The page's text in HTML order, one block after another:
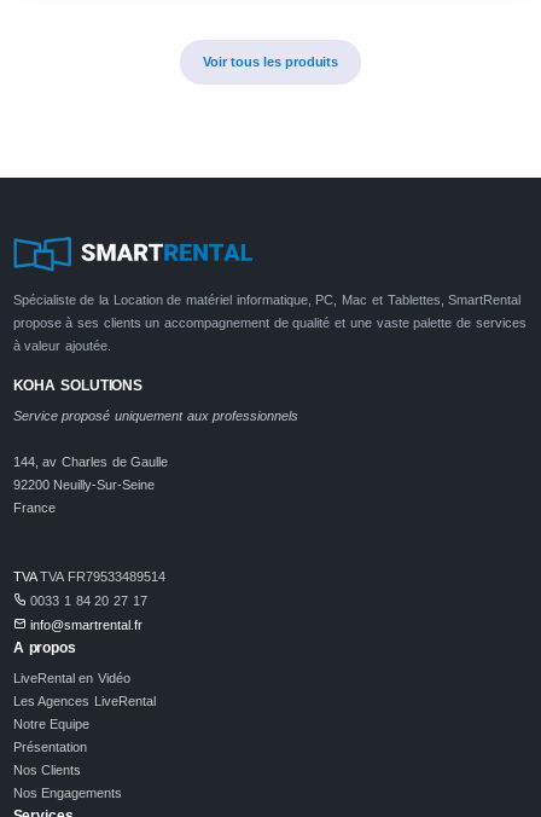
Voir tous les produits
Spécialiste de la Location de matériel informatique, PC, Mac et Tablettes, SmartRental
propose à ses clients un accompagnement de qualité et une vaste palette de services
à valeur ajoutée.
KOHA SOLUTIONS
Service proposé uniquement aux professionnels
144, av Charles de Gaulle
92200 Neuilly-Sur-Seine
France
TVATVA FR79533489514
0033 1 84 20 27 17
info@smartrental.fr
A propos
LiveRental en Vidéo
Les Agences LiveRental
Notre Equipe
Présentation
Nos Clients
Nos Engagements